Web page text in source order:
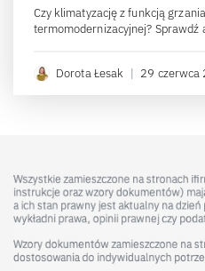
Czy klimatyzację z funkcją
termomodernizacyjnej?
Dorota Łesak 29 czerwca